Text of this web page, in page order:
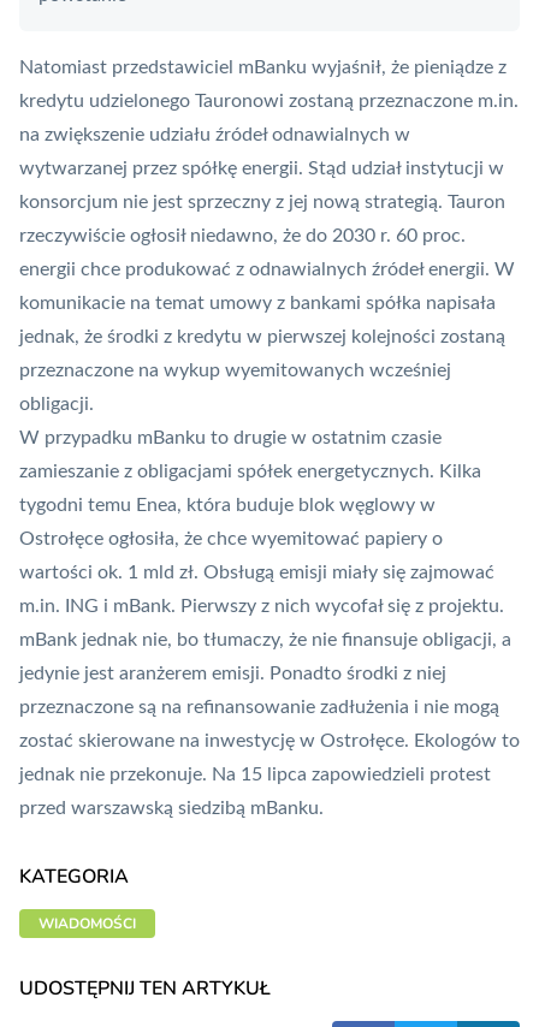
Natomiast przedstawiciel mBanku wyjaśnił, że pieniądze z
kredytu udzielonego Tauronowi zostaną przeznaczone m.in.
na zwiększenie udziału źródeł odnawialnych w
wytwarzanej przez spółkę energii. Stąd udział instytucji w
konsorcjum nie jest sprzeczny z jej nową strategią. Tauron
rzeczywiście ogłosiłniedawno, że do 2030 r. 60 proc.
energii chce produkować z odnawialnych źródeł energii. W
komunikacie na temat umowy z bankami spółka napisała
jednak, że środki z kredytu w pierwszej kolejności zostaną
przeznaczone na wykup wyemitowanych wcześniej
obligacji.
W przypadku mBanku to drugie w ostatnim czasie
zamieszanie z obligacjami spółek energetycznych. Kilka
tygodni temu Enea, która buduje blok węglowy w
Ostrołęce ogłosiła, że chce wyemitować papiery o
wartości ok. 1 mld zł. Obsługą emisji miały się zajmować
m.in. ING i mBank. Pierwszy z nich wycofał się z projektu.
mBank jednak nie, bo tłumaczy, że nie finansuje obligacji, a
jedynie jest aranżerem emisji. Ponadto środki z niej
przeznaczone są na refinansowanie zadłużenia i nie mogą
zostać skierowane na inwestycję w Ostrołęce. Ekologów to
jednak nie przekonuje. Na 15 lipca zapowiedzieli protest
przed warszawską siedzibą mBanku.
KATEGORIA
WIADOMOŚCI
UDOSTĘPNIJ TEN ARTYKUŁ